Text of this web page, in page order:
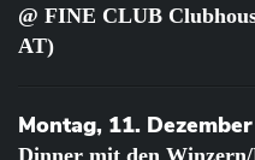
@ FINE CLUB
AT)
Montag, 11.